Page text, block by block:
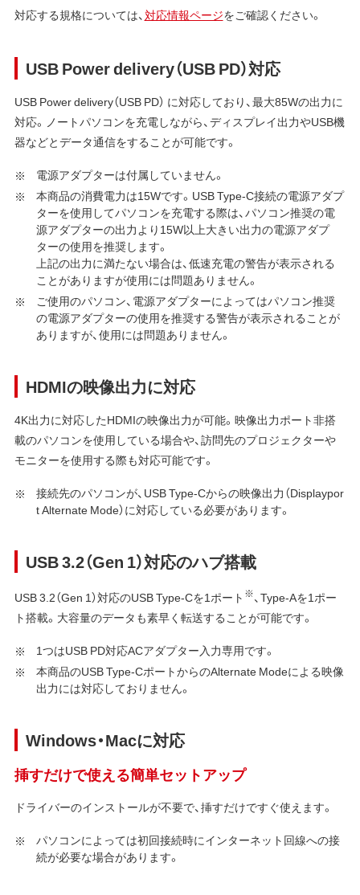
対応する規格については、対応情報ページをご確認ください。
USB Power delivery（USB PD）対応
USB Power delivery（USB PD） に対応しており、最大85Wの出力に
対応。ノートパソコンを充電しながら、ディスプレイ出力やUSB機
器などとデータ通信をすることが可能です。
電源アダプターは付属していません。
本商品の消費電力は15Wです。USB Type-C接続の電源アダプ
ターを使用してパソコンを充電する際は、パソコン推奨の電
源アダプターの出力より15W以上大きい出力の電源アダプ
ターの使用を推奨します。
上記の出力に満たない場合は、低速充電の警告が表示される
ことがありますが使用には問題ありません。
ご使用のパソコン、電源アダプターによってはパソコン推奨
の電源アダプターの使用を推奨する警告が表示されることが
ありますが、使用には問題ありません。
HDMIの映像出力に対応
4K出力に対応したHDMIの映像出力が可能。映像出力ポート非搭
載のパソコンを使用している場合や、訪問先のプロジェクターや
モニターを使用する際も対応可能です。
接続先のパソコンが、USB Type-Cからの映像出力（Displaypor
t Alternate Mode）に対応している必要があります。
USB 3.2（Gen 1）対応のハブ搭載
USB 3.2（Gen 1）対応のUSB Type-Cを1ポート ※、Type-Aを1ポー
ト搭載。大容量のデータも素早く転送することが可能です。
1つはUSB PD対応ACアダプター入力専用です。
本商品のUSB Type-CポートからのAlternate Modeによる映像
出力には対応しておりません。
Windows・Macに対応
挿すだけで使える簡単セットアップ
ドライバーのインストールが不要で、挿すだけですぐ使えます。
パソコンによっては初回接続時にインターネット回線への接
続が必要な場合があります。